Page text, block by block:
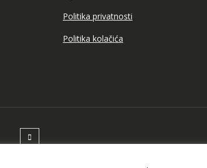
Politika privatnosti
Politika kolačića